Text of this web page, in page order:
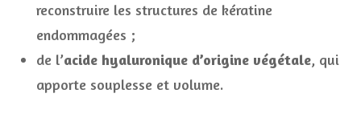
reconstruire les structures de kératine
endommagées ;
de l’acide hyaluronique d’origine végétale, qui
apporte souplesse et volume.